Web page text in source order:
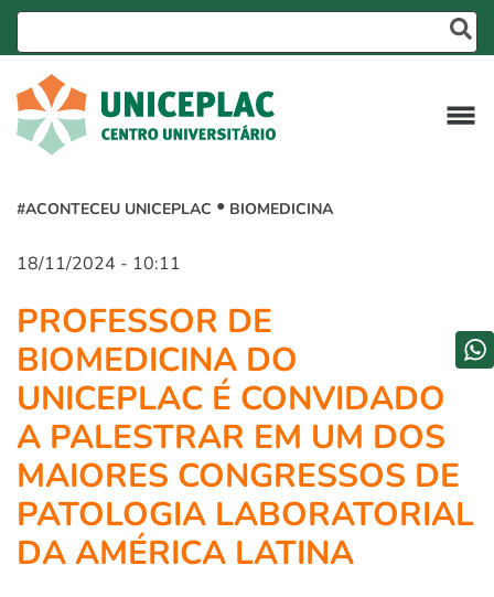
#ACONTECEU UNICEPLAC BIOMEDICINA
18/11/2024 - 10:11
PROFESSOR DE
BIOMEDICINA DO
UNICEPLAC É CONVIDADO
A PALESTRAR EM UM DOS
MAIORES CONGRESSOS DE
PATOLOGIA LABORATORIAL
DA AMÉRICA LATINA